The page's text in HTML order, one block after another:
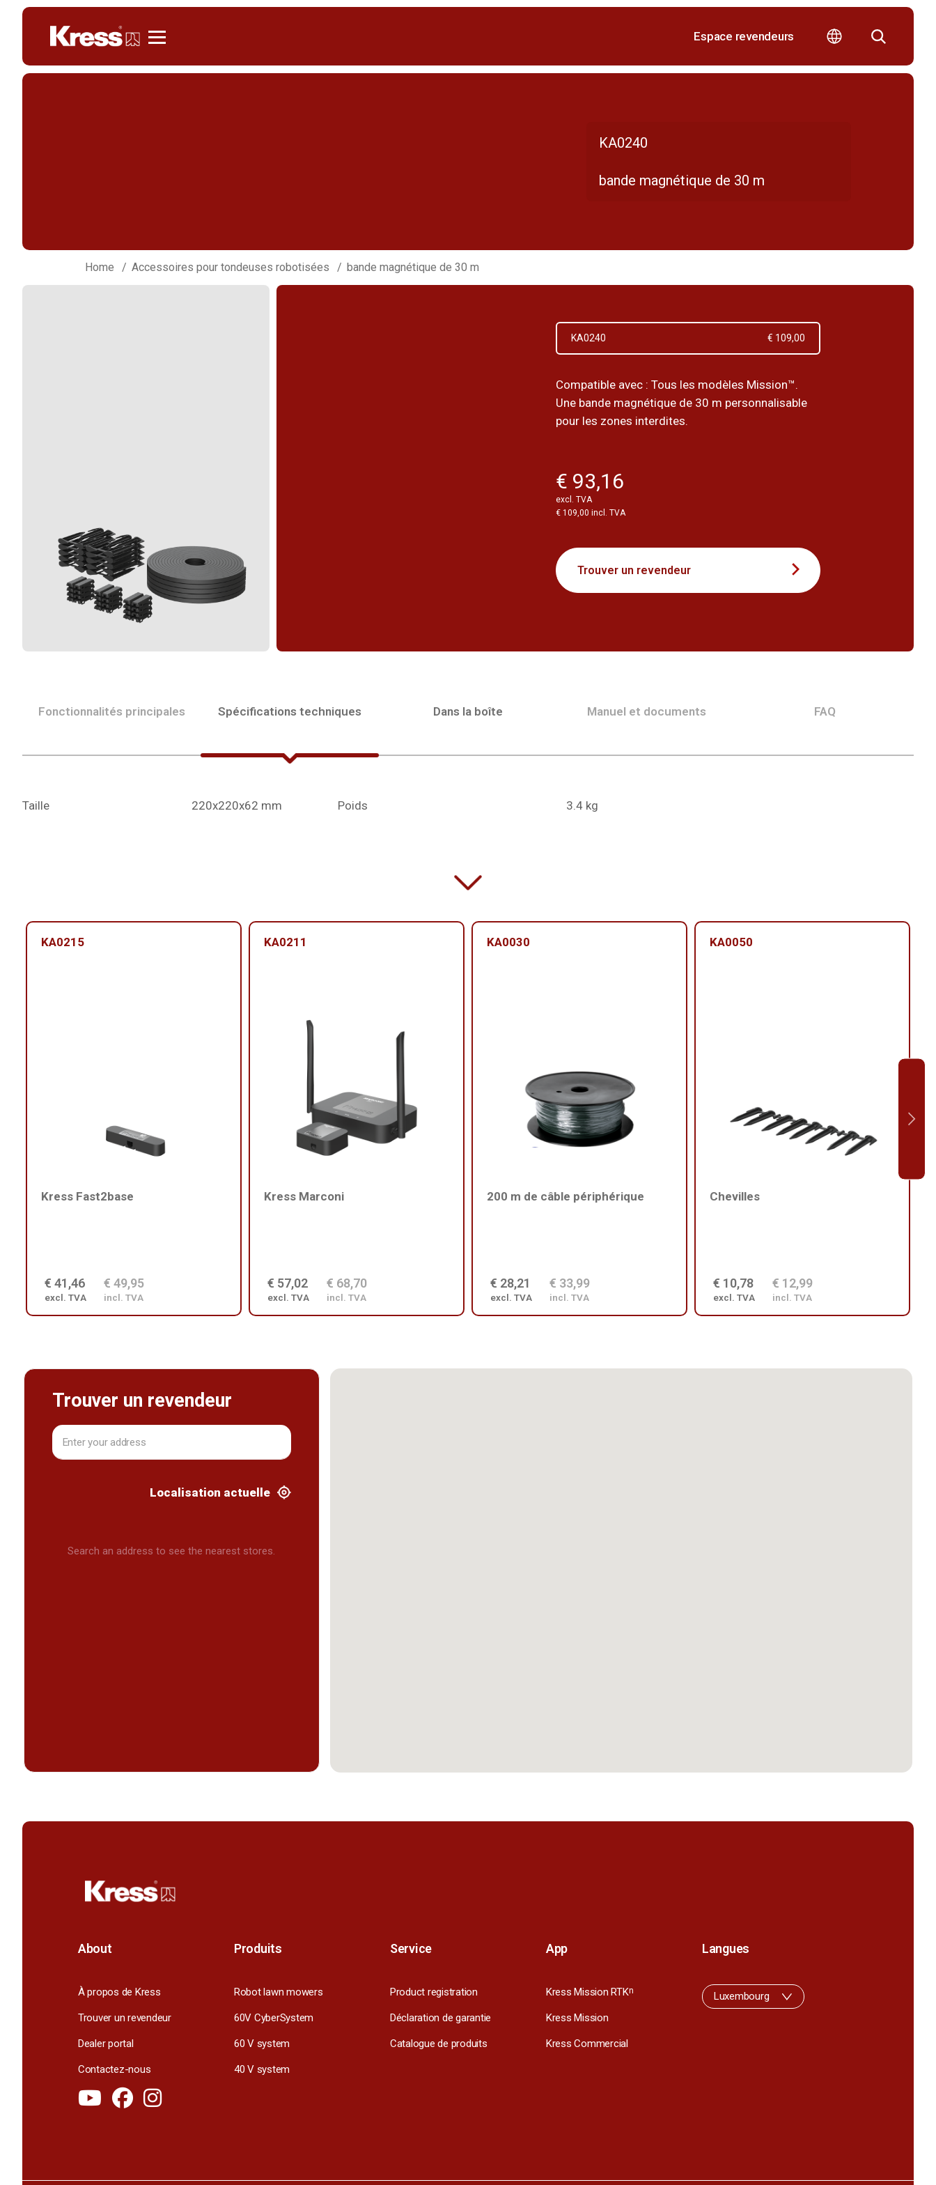
Espace revendeurs
KA0240
bande magnétique de 30 m
Home Accessoires pour tondeuses robotisées bande magnétique de 30 m
KA0240 € 109,00
Compatible avec : Tous les modèles Mission™.
Une bande magnétique de 30 m personnalisable
pour les zones interdites.
€ 93,16
excl. TVA
€ 109,00 incl. TVA
Trouver un revendeur
Fonctionnalités principales Spécifications techniques Dans la boîte Manuel et documents FAQ
Taille 220x220x62 mm Poids 3.4 kg
KA0215
Kress Fast2base
€ 41,46
excl. TVA
€ 49,95
incl. TVA
KA0211
Kress Marconi
€ 57,02
excl. TVA
€ 68,70
incl. TVA
KA0030
200 m de câble périphérique
€ 28,21
excl. TVA
€ 33,99
incl. TVA
KA0050
Chevilles
€ 10,78
excl. TVA
€ 12,99
incl. TVA
Trouver un revendeur
Localisation actuelle
Search an address to see the nearest stores.
About
À propos de Kress
Trouver un revendeur
Dealer portal
Contactez-nous
Produits
Robot lawn mowers
60V CyberSystem
60 V system
40 V system
Service
Product registration
Déclaration de garantie
Catalogue de produits
App
Kress Mission RTKn
Kress Mission
Kress Commercial
Langues
Luxembourg